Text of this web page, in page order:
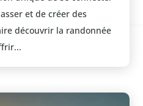
et de créer des
découvrir la randonnée